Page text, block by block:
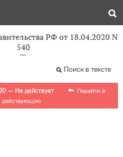
РФ от 18.04.2020 N
540
Поиск в тексте
— Не действует
Перейти в
действующую